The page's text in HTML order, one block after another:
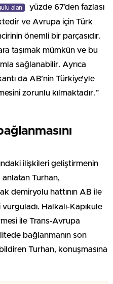
alan
yüzde 67’den fazlası
ve Avrupa için Türk
önemli bir parçasıdır.
taşımak mümkün ve bu
sağlanabilir. Ayrıca
da AB’nin Türkiye’yle
zorunlu kılmaktadır.”
ilişkileri geliştirmenin
Turhan,
demiryolu hattının AB ile
Halkalı-Kapıkule
ile Trans-Avrupa
bağlanmanın son
Turhan, konuşmasına